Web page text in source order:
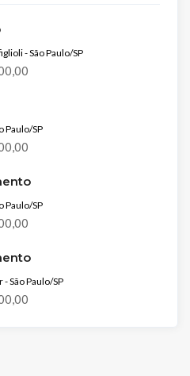
- São Paulo/SP
Paulo/SP
Paulo/SP
São Paulo/SP